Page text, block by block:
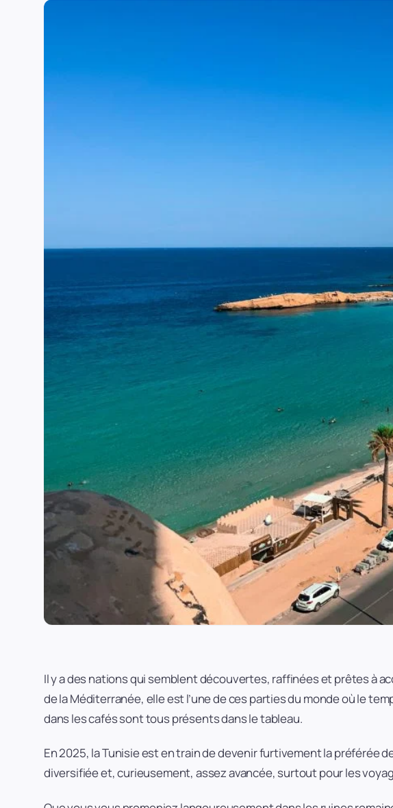
Il y a des nations qui semblent découvertes, raffinées et prêtes à
de la Méditerranée, elle est l’une de ces parties du monde où le
dans les cafés sont tous présents dans le tableau.
En 2025, la Tunisie est en train de devenir furtivement la préférée
diversifiée et, curieusement, assez avancée, surtout pour les